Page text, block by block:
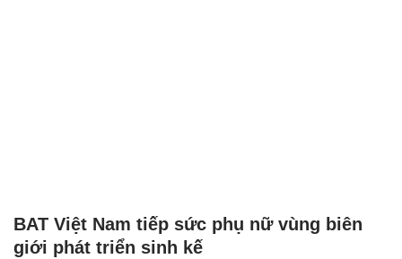
BAT Việt Nam tiếp sức phụ nữ vùng biên
giới phát triển sinh kế